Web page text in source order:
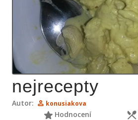
nejrecepty
Autor: konusiakova
Hodnocení